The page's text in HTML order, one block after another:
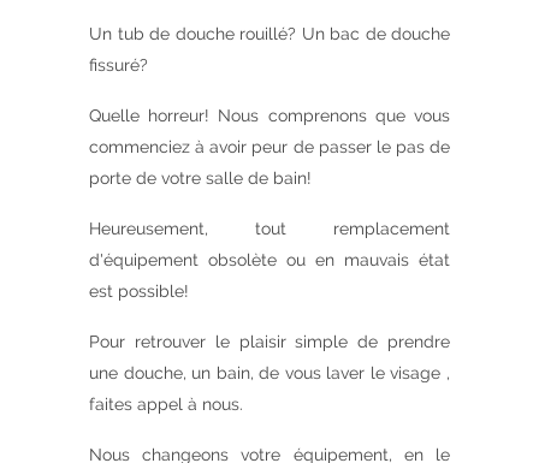
Un tub de douche rouillé? Un bac de douche
fissuré?
Quelle horreur! Nous comprenons que vous
commenciez à avoir peur de passer le pas de
porte de votre salle de bain!
Heureusement, tout remplacement
d'équipement obsolète ou en mauvais état
est possible!
Pour retrouver le plaisir simple de prendre
une douche, un bain, de vous laver le visage ,
faites appel à nous.
Nous changeons votre équipement, en le